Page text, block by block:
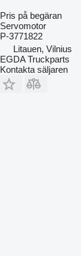
Pris på begäran
Servomotor
P-3771822
Litauen, Vilnius
EGDA Truckparts
Kontakta säljaren